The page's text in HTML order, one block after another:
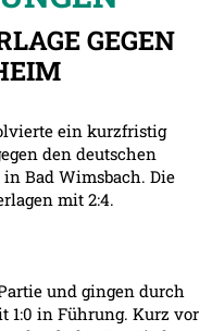
GEGEN
ein kurzfristig
den deutschen
Bad Wimsbach. Die
mit 2:4.
und gingen durch
1:0 in Führung. Kurz vor